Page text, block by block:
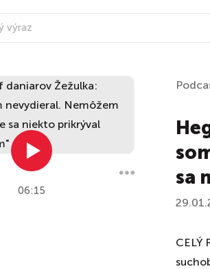
06:15
sa
CELÝ